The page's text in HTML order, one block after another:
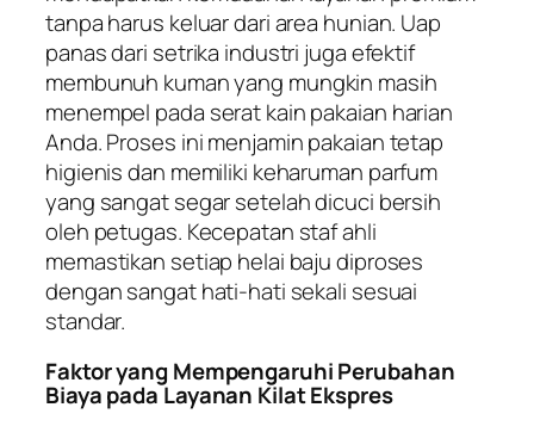
tanpa harus keluar dari area hunian. Uap
panas dari setrika industri juga efektif
membunuh kuman yang mungkin masih
menempel pada serat kain pakaian harian
Anda. Proses ini menjamin pakaian tetap
higienis dan memiliki keharuman parfum
yang sangat segar setelah dicuci bersih
oleh petugas. Kecepatan staf ahli
memastikan setiap helai baju diproses
dengan sangat hati-hati sekali sesuai
standar.
Faktor yang Mempengaruhi Perubahan
Biaya pada Layanan Kilat Ekspres